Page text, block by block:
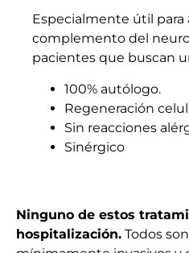
Especialmente útil para
complemento del
pacientes que buscan
100% autólogo.
Regeneración
Sin reacciones
Sinérgico
Ninguno de estos
hospitalización. Todos